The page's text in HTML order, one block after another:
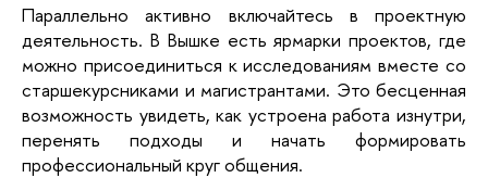
Параллельно активно включайтесь в проектную
деятельность. В Вышке есть ярмарки проектов, где
можно присоединиться к исследованиям вместе со
старшекурсниками и магистрантами. Это бесценная
возможность увидеть, как устроена работа изнутри,
перенять подходы и начать формировать
профессиональный круг общения.